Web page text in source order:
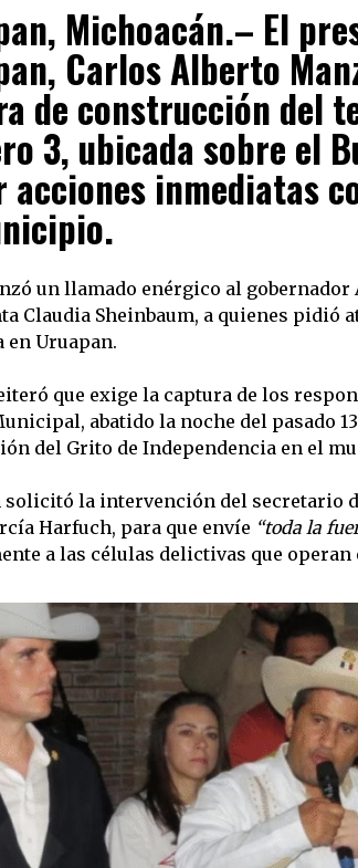
Michoacán.– El
Carlos Alberto
de construcción del
3, ubicada sobre el
acciones inmediatas
un llamado enérgico al gobernador
Claudia Sheinbaum, a quienes pidió
Uruapan.
que exige la captura de los
abatido la noche del pasado
del Grito de Independencia en el
solicitó la intervención del secretario
Harfuch, para que envíe “toda la
a las células delictivas que operan